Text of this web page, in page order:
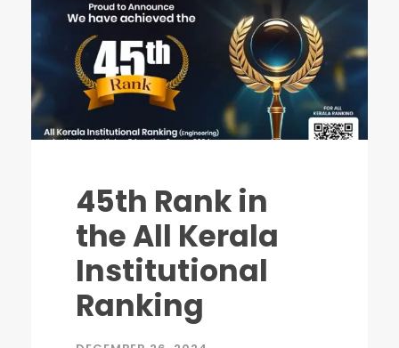
45th Rank in
the All Kerala
Institutional
Ranking